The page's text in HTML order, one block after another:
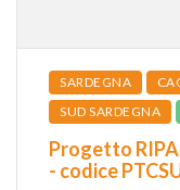
SARDEGNA
SUD SARDEGNA
Progetto
- codice